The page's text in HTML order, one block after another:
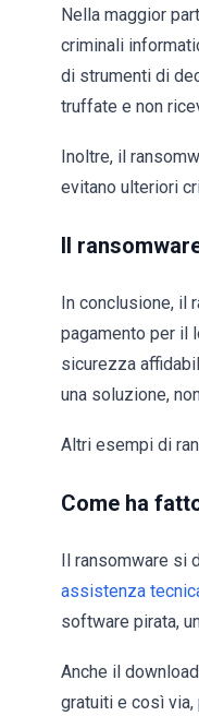
Nella maggior
criminali
di strumenti di
truffate e non
Inoltre, il
evitano ulteriori
Il
In conclusione, il
pagamento per il
sicurezza
una soluzione,
Altri esempi di
Come ha
Il ransomware si
assistenza
software pirata,
Anche il
gratuiti e così